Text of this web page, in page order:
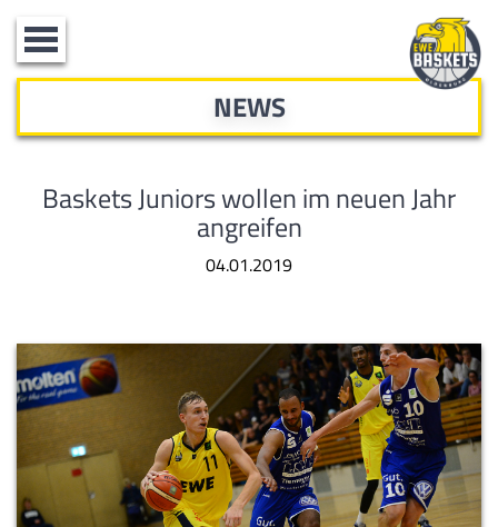
Toggle
navigation
NEWS
Baskets Juniors wollen im neuen Jahr
angreifen
04.01.2019